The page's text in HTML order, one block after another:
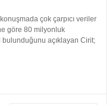
konuşmada çok çarpıcı veriler
göre 80 milyonluk
açıklayan Cirit;